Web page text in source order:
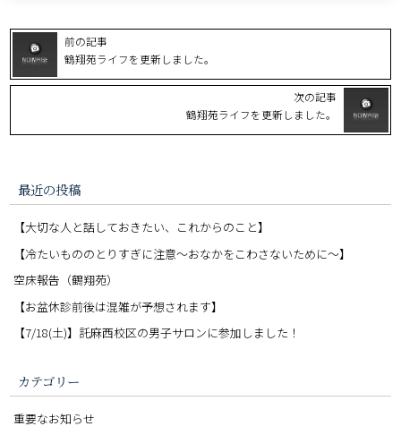
前の記事
鶴翔苑ライフを更新しました。
次の記事
鶴翔苑ライフを更新しました。
最近の投稿
【大切な人と話しておきたい、これからのこと】
【冷たいもののとりすぎに注意〜おなかをこわさないために〜】
空床報告（鶴翔苑）
【お盆休診前後は混雑が予想されます】
【7/18(土)】託麻西校区の男子サロンに参加しました！
カテゴリー
重要なお知らせ